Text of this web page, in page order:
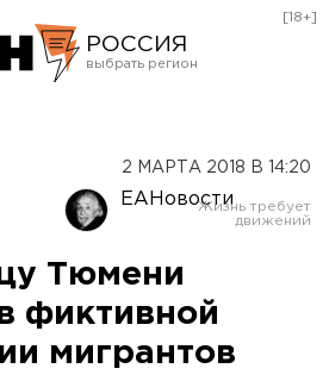
РОССИЯ
Оренбург
[18+]
2 МАРТА 2018 В 14:20
ЕАНовости
Тюмени
фиктивной
мигрантов